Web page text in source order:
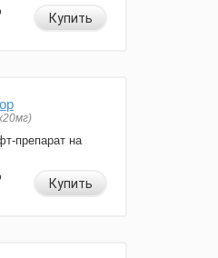
Купить
препарат на
Купить